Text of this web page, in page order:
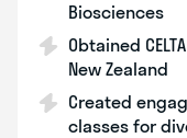
Biosciences
Obtained
New Zealand
Created
classes for